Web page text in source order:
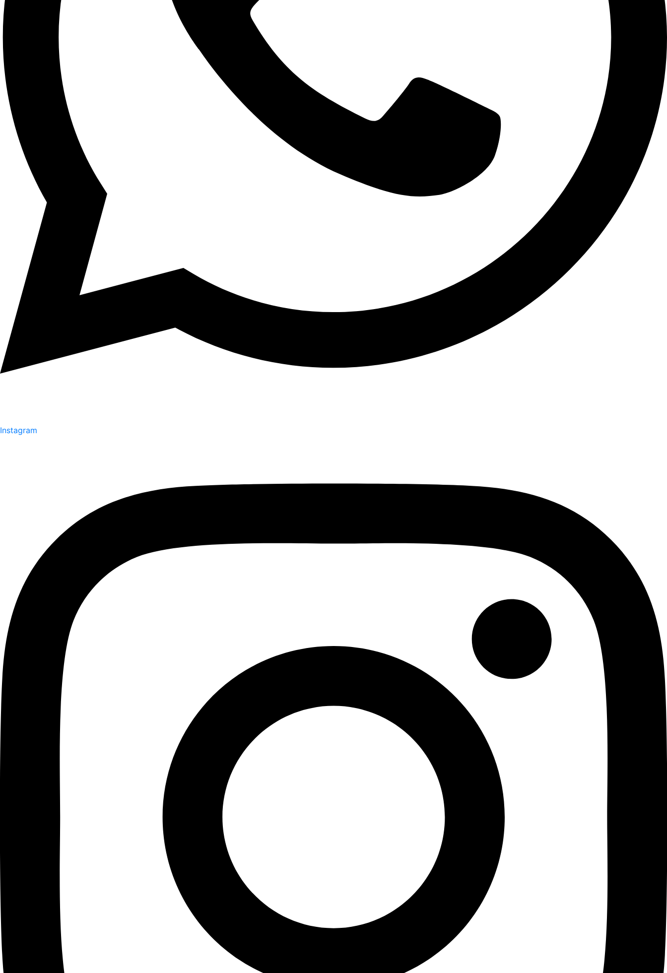
Instagram